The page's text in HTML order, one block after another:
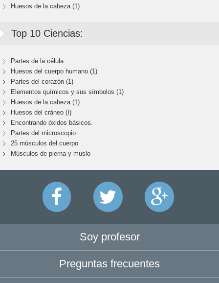
Huesos de la cabeza (1)
Top 10 Ciencias:
Partes de la célula
Huesos del cuerpo humano (1)
Partes del corazón (1)
Elementos químicos y sus símbolos (1)
Huesos de la cabeza (1)
Huesos del cráneo (I)
Encontrando óxidos básicos.
Partes del microscopio
25 músculos del cuerpo
Músculos de pierna y muslo
Soy profesor
Preguntas frecuentes